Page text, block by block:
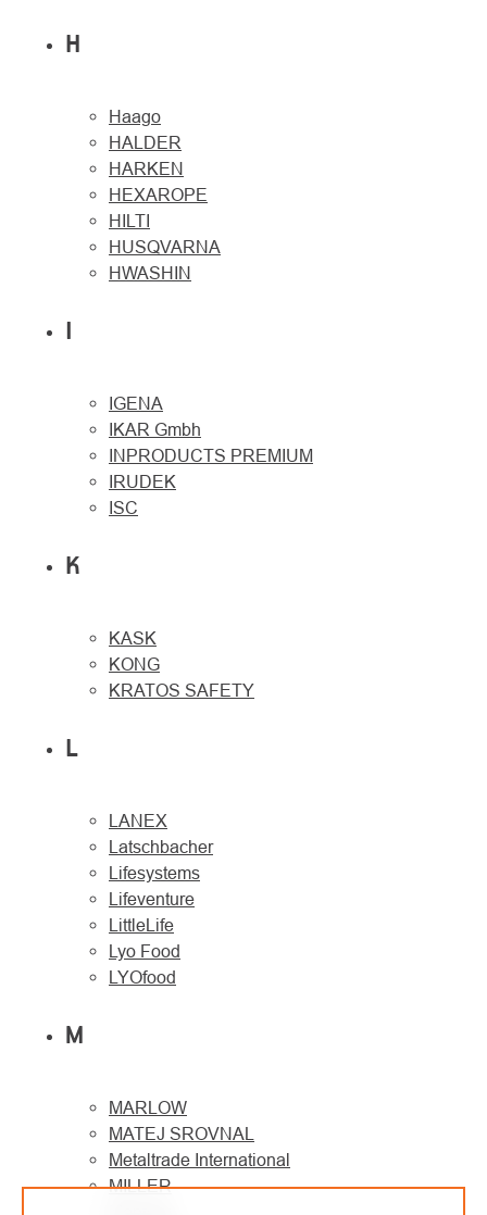
H
Haago
HALDER
HARKEN
HEXAROPE
HILTI
HUSQVARNA
HWASHIN
I
IGENA
IKAR Gmbh
INPRODUCTS PREMIUM
IRUDEK
ISC
K
KASK
KONG
KRATOS SAFETY
L
LANEX
Latschbacher
Lifesystems
Lifeventure
LittleLife
Lyo Food
LYOfood
M
MARLOW
MATEJ SROVNAL
Metaltrade International
MILLER